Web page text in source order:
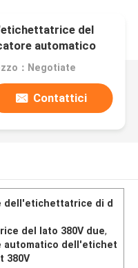
del
automatico
：Negotiate
Contattici
dell'etichettatrice di d
del lato 380V due,
automatico dell'etichet
380V